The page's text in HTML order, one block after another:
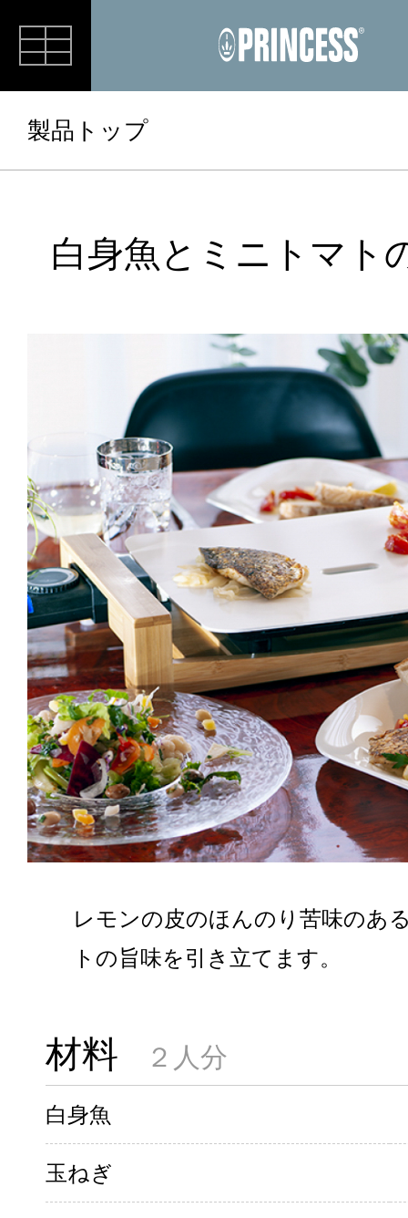
RECIPE
製品トップ
白身魚とミニトマト
レモンの皮のほんのり苦味のあ
トの旨味を引き立てます。
材料 ２人分
白身魚
玉ねぎ